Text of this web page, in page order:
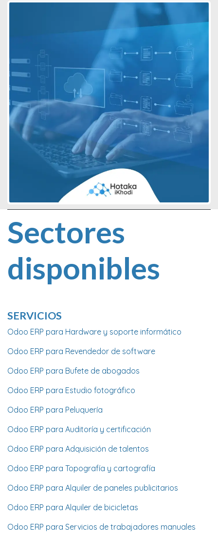
Sectores
disponibles
SERVICIOS
Odoo ERP para Hardware y soporte informático
Odoo ERP para Revendedor de software
Odoo ERP para Bufete de abogados
Odoo ERP para Estudio fotográfico
Odoo ERP para Peluquería
Odoo ERP para Auditoría y certificación
Odoo ERP para Adquisición de talentos
Odoo ERP para Topografía y cartografía
Odoo ERP para Alquiler de paneles publicitarios
Odoo ERP para Alquiler de bicicletas
Odoo ERP para Servicios de trabajadores manuales